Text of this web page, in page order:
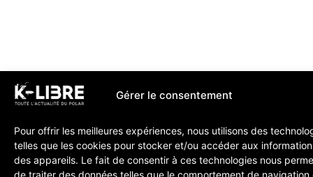
Gérer le consentement
Pour offrir les meilleures expériences, nous utilisons des
telles que les cookies pour stocker et/ou accéder aux
des appareils. Le fait de consentir à ces technologies nous
de traiter des données telles que le comportement de navigation